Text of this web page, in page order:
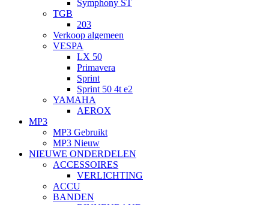
Symphony ST
TGB
203
Verkoop algemeen
VESPA
LX 50
Primavera
Sprint
Sprint 50 4t e2
YAMAHA
AEROX
MP3
MP3 Gebruikt
MP3 Nieuw
NIEUWE ONDERDELEN
ACCESSOIRES
VERLICHTING
ACCU
BANDEN